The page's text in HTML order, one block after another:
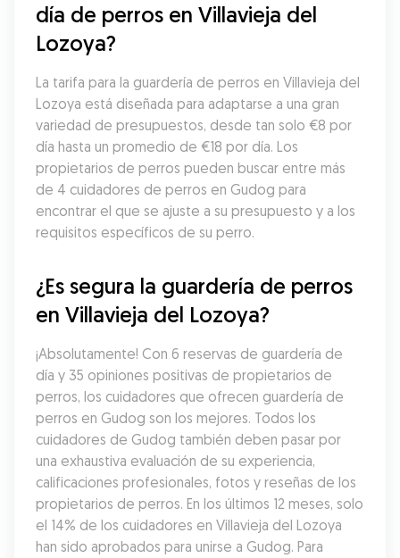
día de perros en Villavieja del
Lozoya?
La tarifa para la guardería de perros en Villavieja del
Lozoya está diseñada para adaptarse a una gran
variedad de presupuestos, desde tan solo €8 por
día hasta un promedio de €18 por día. Los
propietarios de perros pueden buscar entre más
de 4 cuidadores de perros en Gudog para
encontrar el que se ajuste a su presupuesto y a los
requisitos específicos de su perro.
¿Es segura la guardería de perros
en Villavieja del Lozoya?
¡Absolutamente! Con 6 reservas de guardería de
día y 35 opiniones positivas de propietarios de
perros, los cuidadores que ofrecen guardería de
perros en Gudog son los mejores. Todos los
cuidadores de Gudog también deben pasar por
una exhaustiva evaluación de su experiencia,
calificaciones profesionales, fotos y reseñas de los
propietarios de perros. En los últimos 12 meses, solo
el 14% de los cuidadores en Villavieja del Lozoya
han sido aprobados para unirse a Gudog. Para